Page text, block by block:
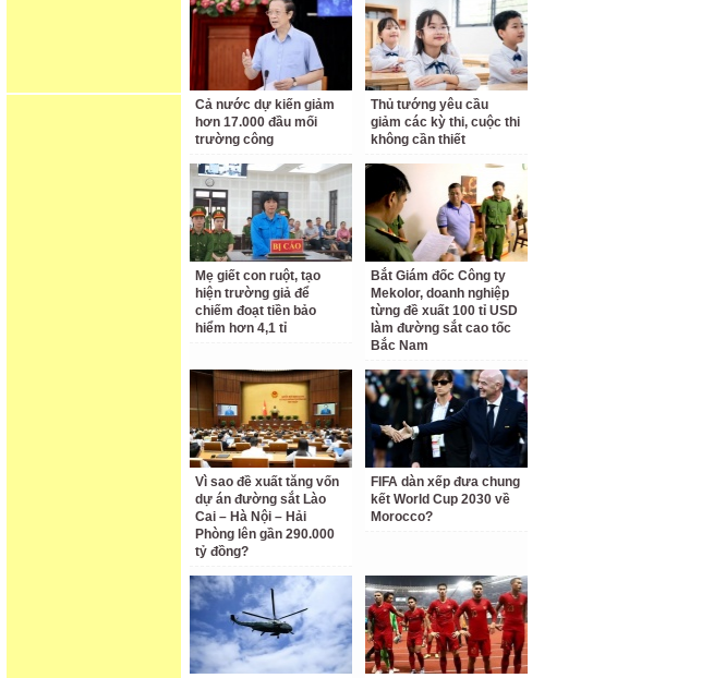
Cả nước dự kiến giảm
hơn 17.000 đầu mối
trường công
Thủ tướng yêu cầu
giảm các kỳ thi, cuộc thi
không cần thiết
Mẹ giết con ruột, tạo
hiện trường giả để
chiếm đoạt tiền bảo
hiểm hơn 4,1 tỉ
Bắt Giám đốc Công ty
Mekolor, doanh nghiệp
từng đề xuất 100 tỉ USD
làm đường sắt cao tốc
Bắc Nam
Vì sao đề xuất tăng vốn
dự án đường sắt Lào
Cai – Hà Nội – Hải
Phòng lên gần 290.000
tỷ đồng?
FIFA dàn xếp đưa chung
kết World Cup 2030 về
Morocco?